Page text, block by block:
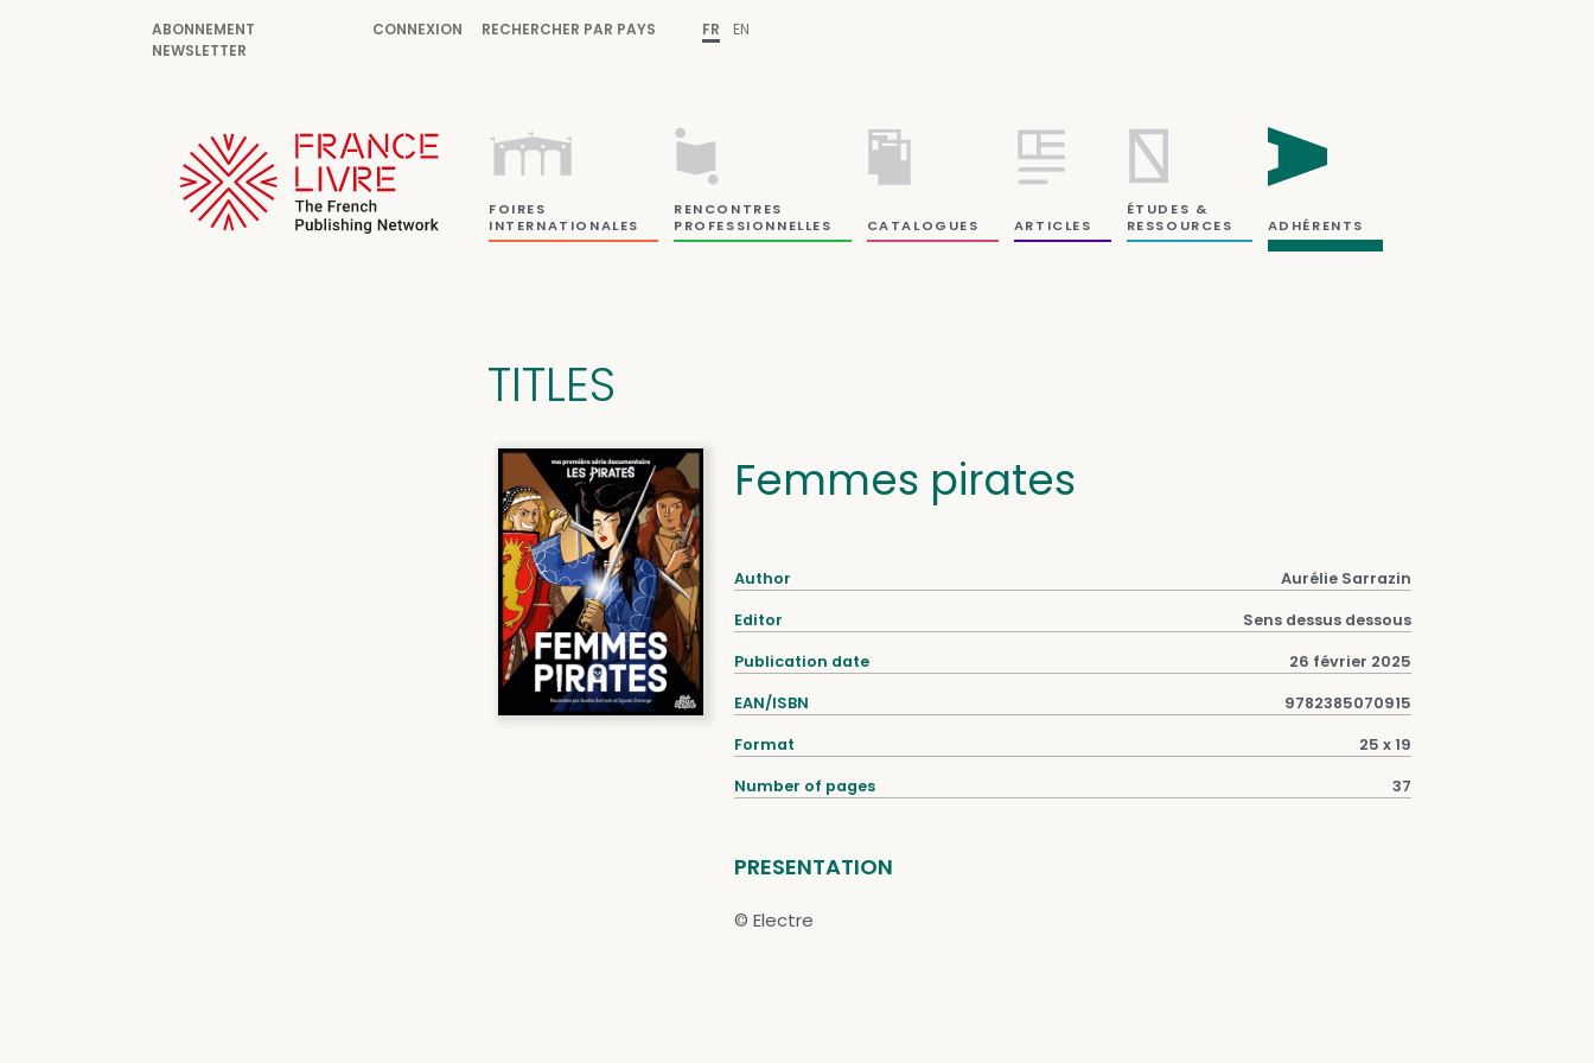
ABONNEMENT
NEWSLETTER
CONNEXION RECHERCHER PAR PAYS FR EN
FOIRES
INTERNATIONALES
RENCONTRES
PROFESSIONNELLES
CATALOGUES ARTICLES
ÉTUDES &
RESSOURCES
ADHÉRENTS
TITLES
Femmes pirates
Author Aurélie Sarrazin
Editor Sens dessus dessous
Publication date 26 février 2025
EAN/ISBN 9782385070915
Format 25 x 19
Number of pages 37
PRESENTATION
© Electre